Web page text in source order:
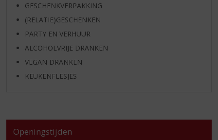
GESCHENKVERPAKKING
(RELATIE)GESCHENKEN
PARTY EN VERHUUR
ALCOHOLVRIJE DRANKEN
VEGAN DRANKEN
KEUKENFLESJES
Openingstijden